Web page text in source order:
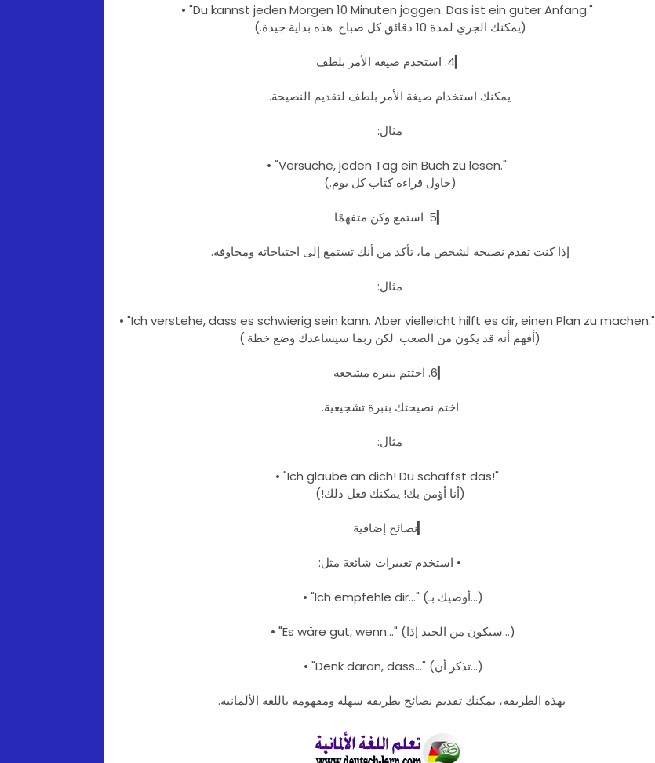
• "Du kannst jeden Morgen 10 Minuten joggen. Das ist ein guter Anfang."
(يمكنك الجري لمدة 10 دقائق كل صباح. هذه بداية جيدة.)
يمكنك استخدام صيغة الأمر بلطف لتقديم النصيحة.
مثال:
• "Versuche, jeden Tag ein Buch zu lesen."
(حاول قراءة كتاب كل يوم.)
إذا كنت تقدم نصيحة لشخص ما، تأكد من أنك تستمع إلى احتياجاته ومخاوفه.
مثال:
• "Ich verstehe, dass es schwierig sein kann. Aber vielleicht hilft es dir, einen Plan zu machen."
(أفهم أنه قد يكون من الصعب. لكن ربما سيساعدك وضع خطة.)
اختم نصيحتك بنبرة تشجيعية.
مثال:
• "Ich glaube an dich! Du schaffst das!"
(أنا أؤمن بك! يمكنك فعل ذلك!)
▎نصائح إضافية
• استخدم تعبيرات شائعة مثل:
• "Ich empfehle dir..." (أوصيك بـ...)
• "Es wäre gut, wenn..." (سيكون من الجيد إذا...)
• "Denk daran, dass..." (تذكر أن...)
بهذه الطريقة، يمكنك تقديم نصائح بطريقة سهلة ومفهومة باللغة الألمانية.